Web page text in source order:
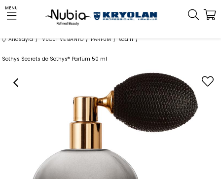
MENU
Anasayfa VÜCUT VE BANYO PARFÜM Kadın
Sothys Secrets de Sothys® Parfüm 50 ml